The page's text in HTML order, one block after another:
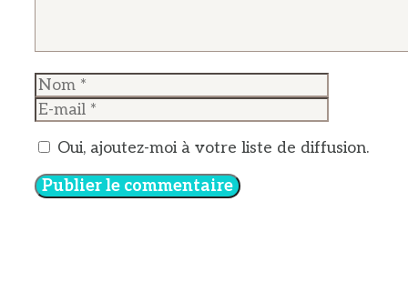
Nom
mail
Oui, ajoutez-moi à votre liste de diffusion.